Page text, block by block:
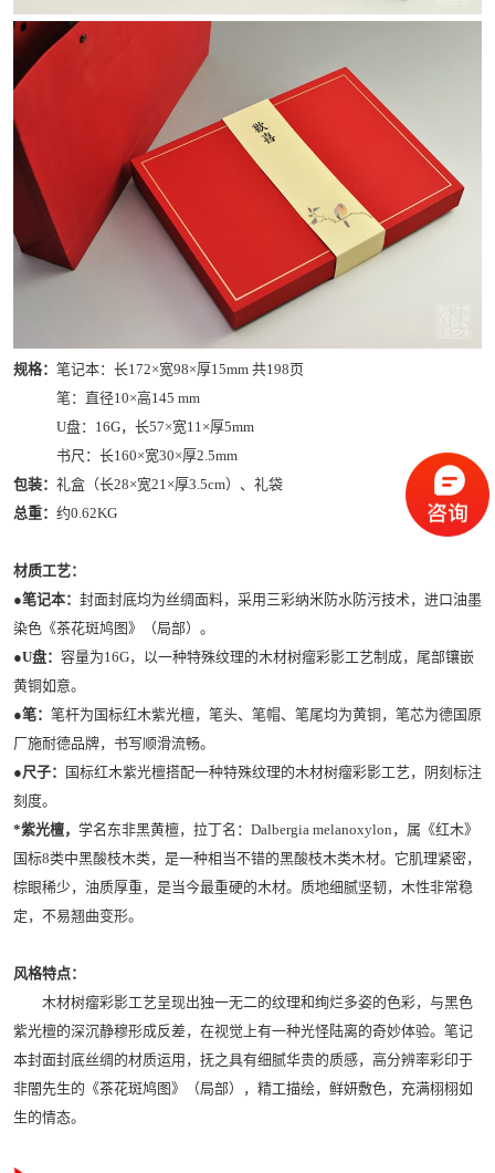
规格： 笔记本：长172×宽98×厚15mm 共198页
笔：直径10×高145 mm
U盘：16G，长57×宽11×厚5mm
书尺：长160×宽30×厚2.5mm
包装： 礼盒（长28×宽21×厚3.5cm）、礼袋
总重： 约0.62KG
材质工艺：
●笔记本： 封面封底均为丝绸面料，采用三彩纳米防水防污技术，进口油墨
染色《茶花斑鸠图》（局部）。
●U盘： 容量为16G，以一种特殊纹理的木材树瘤彩影工艺制成，尾部镶嵌
黄铜如意。
●笔： 笔杆为国标红木紫光檀，笔头、笔帽、笔尾均为黄铜，笔芯为德国原
厂施耐德品牌，书写顺滑流畅。
●尺子：
国标红木紫光檀搭配一种特殊纹理的木材树瘤彩影工艺，阴刻标注
刻度。
*紫光檀， 学名东非黑黄檀，拉丁名：Dalbergia melanoxylon，属《红木》
国标8类中黑酸枝木类，是一种相当不错的黑酸枝木类木材。它肌理紧密，
棕眼稀少，油质厚重，是当今最重硬的木材。质地细腻坚韧，木性非常稳
定，不易翘曲变形。
风格特点：
木材树瘤彩影工艺呈现出独一无二的纹理和绚烂多姿的色彩，与黑色
紫光檀的深沉静穆形成反差，在视觉上有一种光怪陆离的奇妙体验。笔记
本封面封底丝绸的材质运用，抚之具有细腻华贵的质感，高分辨率彩印于
非闇先生的《茶花斑鸠图》（局部），精工描绘，鲜妍敷色，充满栩栩如
生的情态。